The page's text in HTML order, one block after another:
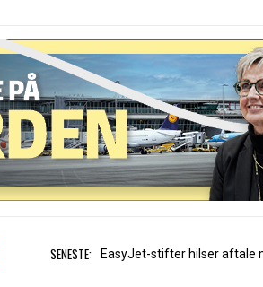
SENESTE: Air France etablerer A320-s